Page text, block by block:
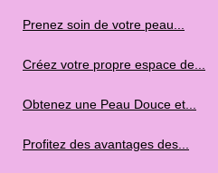
Prenez soin de votre peau...
Créez votre propre espace de...
Obtenez une Peau Douce et...
Profitez des avantages des...